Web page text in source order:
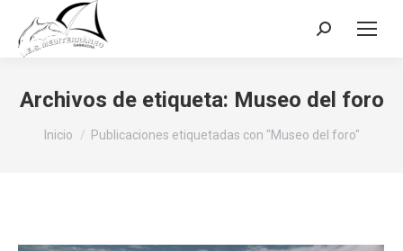
Buscar:
Archivos de etiqueta: Museo del foro
Estás aquí:
Inicio Publicaciones etiquetadas con "Museo del foro"